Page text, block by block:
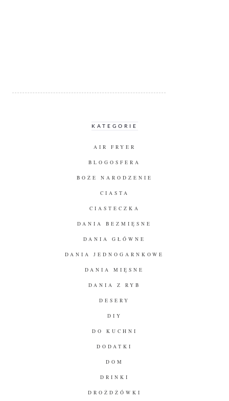
KATEGORIE
AIR FRYER
BLOGOSFERA
BOŻE NARODZENIE
CIASTA
CIASTECZKA
DANIA BEZMIĘSNE
DANIA GŁÓWNE
DANIA JEDNOGARNKOWE
DANIA MIĘSNE
DANIA Z RYB
DESERY
DIY
DO KUCHNI
DODATKI
DOM
DRINKI
DROŻDŻÓWKI